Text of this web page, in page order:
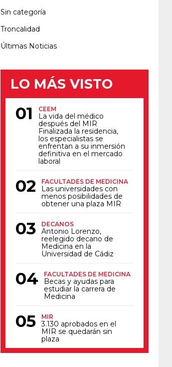
Sin categoría
Troncalidad
Últimas Noticias
LO MÁS VISTO
CEEM
La vida del médico
después del MIR
Finalizada la residencia,
los especialistas se
enfrentan a su inmersión
definitiva en el mercado
laboral
FACULTADES DE MEDICINA
Las universidades con
menos posibilidades de
obtener una plaza MIR
DECANOS
Antonio Lorenzo,
reelegido decano de
Medicina en la
Universidad de Cádiz
FACULTADES DE MEDICINA
Becas y ayudas para
estudiar la carrera de
Medicina
MIR
3.130 aprobados en el
MIR se quedarán sin
plaza